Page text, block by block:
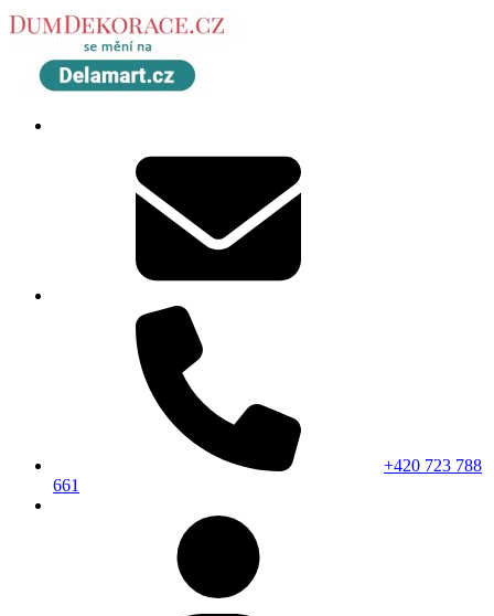
+420 723 788
661